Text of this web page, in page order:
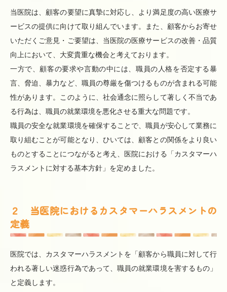
当医院は、顧客の要望に真摯に対応し、より満足度の高い医療サ
ービスの提供に向けて取り組んでいます。また、顧客からお寄せ
いただくご意見・ご要望は、当医院の医療サービスの改善・品質
向上において、大変貴重な機会と考えております。
一方で、顧客の要求や言動の中には、職員の人格を否定する暴
言、脅迫、暴力など、職員の尊厳を傷つけるものが含まれる可能
性があります。このように、社会通念に照らして著しく不当であ
る行為は、職員の就業環境を悪化させる重大な問題です。
職員の安全な就業環境を確保することで、職員が安心して業務に
取り組むことが可能となり、ひいては、顧客との関係をより良い
ものとすることにつながると考え、医院における「カスタマーハ
ラスメントに対する基本方針」を定めました。
２ 当医院におけるカスタマーハラスメントの
定義
医院では、カスタマーハラスメントを「顧客から職員に対して行
われる著しい迷惑行為であって、職員の就業環境を害するもの」
と定義します。